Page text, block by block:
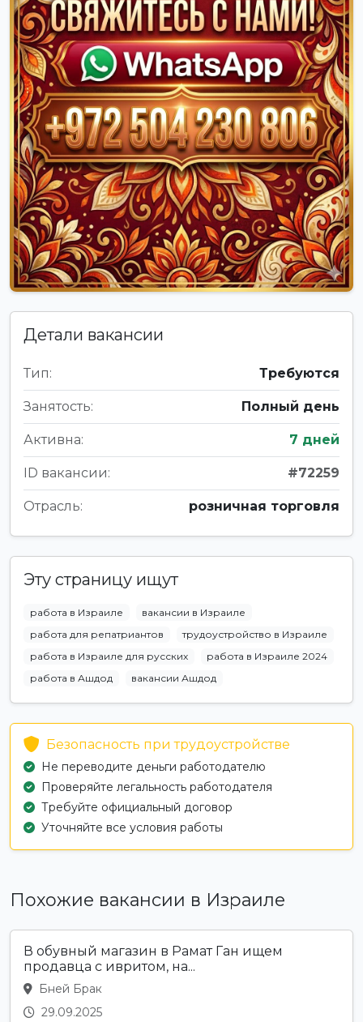
Детали вакансии
Тип: Требуются
Занятость: Полный день
Активна: 7 дней
ID вакансии: #72259
Отрасль: розничная торговля
Эту страницу ищут
работа в Израиле
вакансии в Израиле
работа для репатриантов
трудоустройство в Израиле
работа в Израиле для русских
работа в Израиле 2024
работа в Ашдод
вакансии Ашдод
Безопасность при трудоустройстве
Не переводите деньги работодателю
Проверяйте легальность работодателя
Требуйте официальный договор
Уточняйте все условия работы
Похожие вакансии в Израиле
В обувный магазин в Рамат Ган ищем
продавца с ивритом, на...
Бней Брак
29.09.2025